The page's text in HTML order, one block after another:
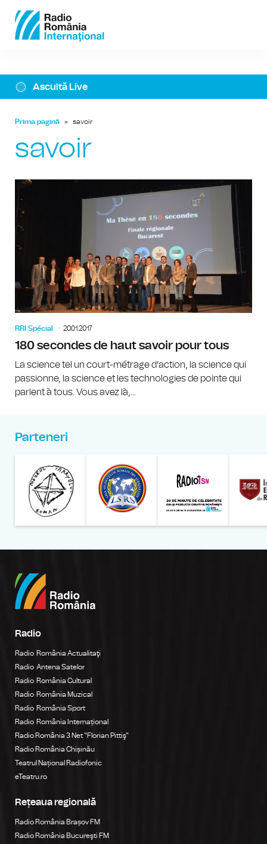
Ascultă Live
Prima pagină » savoir
savoir
RRI Spécial 20.01.2017
180 secondes de haut savoir pour tous
La science tel un court-métrage d’action, la science qui
passionne, la science et les technologies de pointe qui
parlent à tous. Vous avez là,...
Parteneri
Radio
Radio România Actualitaţi
Radio Antena Satelor
Radio România Cultural
Radio România Muzical
Radio România Sport
Radio România Internațional
Radio România 3 Net "Florian Pittiş"
Radio România Chișinău
Teatrul Național Radiofonic
eTeatru.ro
Rețeaua regională
Radio România Brașov FM
Radio România Bucureşti FM